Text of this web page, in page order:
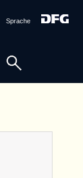
Sprache